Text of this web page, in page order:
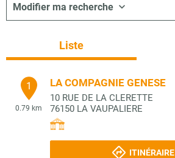
Modifier ma recherche
Liste
1
0.79 km
LA COMPAGNIE GENESE
10 RUE DE LA CLERETTE
76150 LA VAUPALIERE
ITINÉRAIRE